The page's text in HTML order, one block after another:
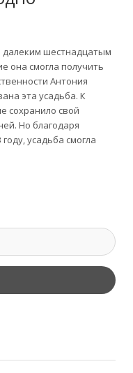
далеким шестнадцатым
она смогла получить
Антония
эта усадьба. К
сохранило свой
Но благодаря
усадьба смогла